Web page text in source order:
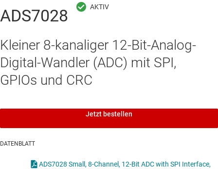
ADS7028
Kleiner 8-kanaliger 12-Bit-Analog-
Digital-Wandler (ADC) mit SPI,
GPIOs und CRC
Jetzt bestellen
DATENBLATT
ADS7028 Small, 8-Channel, 12-Bit ADC with SPI Interface,